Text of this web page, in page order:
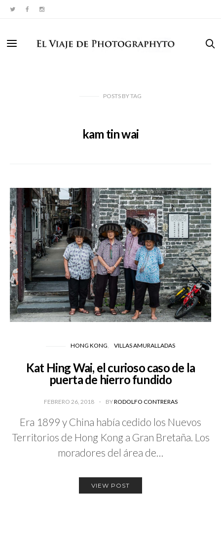
POSTS BYTAG
kam tin wai
HONG KONG VILLAS AMURALLADAS
Kat Hing Wai, el curioso caso de la
puerta de hierro fundido
FEBRERO 26, 2018 BYRODOLFO CONTRERAS
Era 1899 y China había cedido los Nuevos
Territorios de Hong Kong a Gran Bretaña. Los
moradores del área de…
VIEW POST